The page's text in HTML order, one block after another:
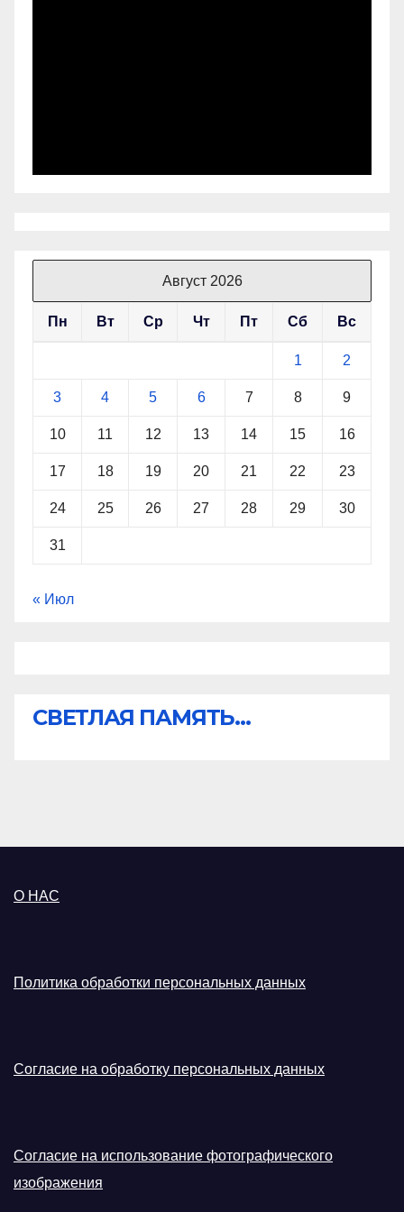
Август 2026
Пн Вт Ср Чт Пт Сб Вс
1 2
3 4 5 6 7 8 9
10 11 12 13 14 15 16
17 18 19 20 21 22 23
24 25 26 27 28 29 30
31
« Июл
СВЕТЛАЯ ПАМЯТЬ...
О НАС
Политика обработки персональных данных
Согласие на обработку персональных данных
Согласие на использование фотографического
изображения